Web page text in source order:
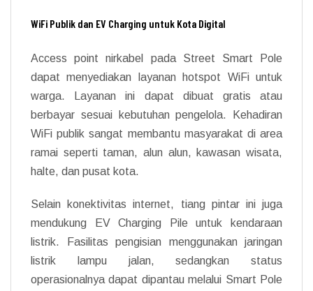
WiFi Publik dan EV Charging untuk Kota Digital
Access point nirkabel pada Street Smart Pole
dapat menyediakan layanan hotspot WiFi untuk
warga. Layanan ini dapat dibuat gratis atau
berbayar sesuai kebutuhan pengelola. Kehadiran
WiFi publik sangat membantu masyarakat di area
ramai seperti taman, alun alun, kawasan wisata,
halte, dan pusat kota.
Selain konektivitas internet, tiang pintar ini juga
mendukung EV Charging Pile untuk kendaraan
listrik. Fasilitas pengisian menggunakan jaringan
listrik lampu jalan, sedangkan status
operasionalnya dapat dipantau melalui Smart Pole